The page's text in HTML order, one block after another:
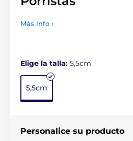
Más info ›
Elige la talla: 5,5cm
5,5cm
Personalice su producto